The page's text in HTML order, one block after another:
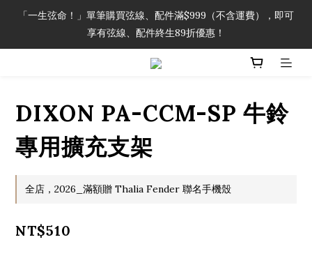
「一生弦命！」單筆購買弦線、配件滿$999（不含運費），即可
享有弦線、配件終生89折優惠！
「一生弦命！」單筆購買弦線、配件滿$999（不含運費），即可
享有弦線、配件終生89折優惠！
加入會員即領2000元購物金。 加入購物車查看更多折扣！
「一生弦命！」單筆購買弦線、配件滿$999（不含運費），即可
DIXON PA-CCM-SP 牛鈴
專用擴充支架
全店，2026_滿額贈 Thalia Fender 聯名手機殼
NT$510